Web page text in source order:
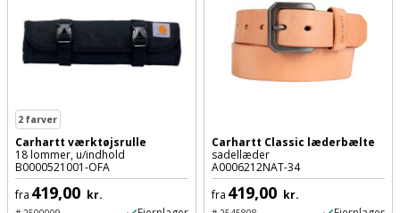
2farver
Carhartt værktøjsrulle
18 lommer, u/indhold
B0000521001-OFA
fra 419,00 kr.
Carhartt Classic læderbælte
sadellæder
A0006212NAT-34
fra 419,00 kr.